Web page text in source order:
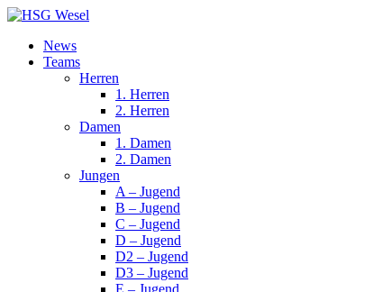
News
Teams
Herren
1. Herren
2. Herren
Damen
1. Damen
2. Damen
Jungen
A – Jugend
B – Jugend
C – Jugend
D – Jugend
D2 – Jugend
D3 – Jugend
E – Jugend